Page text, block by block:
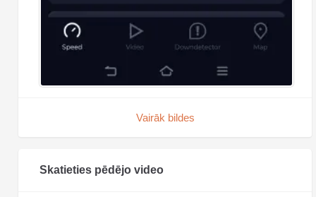
Vairāk bildes
Skatieties pēdējo video